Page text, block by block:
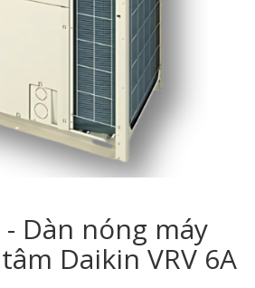
- Dàn nóng máy
Daikin VRV 6A